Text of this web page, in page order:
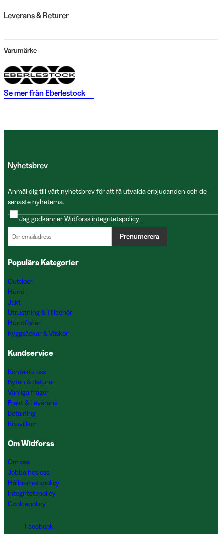
Leverans & Returer
Varumärke
Se mer från Eberlestock
Nyhetsbrev
Anmäl dig till vårt nyhetsbrev för att få utvalda erbjudanden och de
senaste nyheterna.
Jag godkänner Widforssintegritetspolicy.
Prenumerera
Populära Kategorier
Outdoor
Hund
Jakt
Utrustning & Tillbehör
Hundfoder
Ryggsäckar & Väskor
Kundservice
Kontakta oss
Byten & Returer
Vanliga frågor
Frakt & Leverans
Betalning
Köpvillkor
Om Widforss
Om oss
Jobba hos oss
Hållbarhetspolicy
Integritetspolicy
Cookiepolicy
Facebook